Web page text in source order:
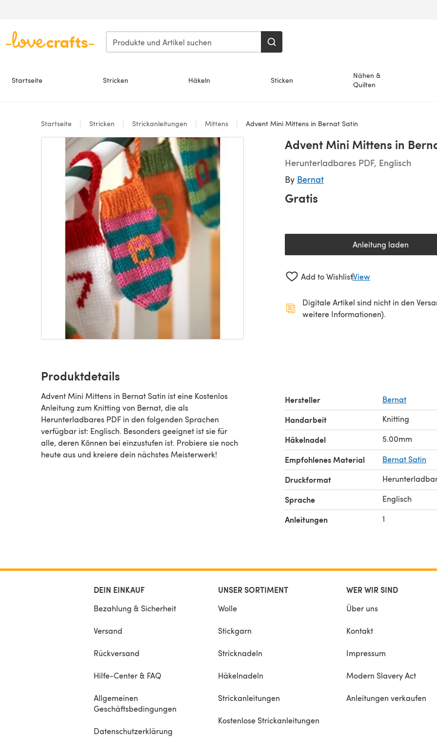
Startseite Stricken Häkeln Sticken
Nähen &
Quilten
Startseite Stricken Strickanleitungen Mittens Advent Mini Mittens in Bernat Satin
Advent Mini Mittens in
Herunterladbares PDF, Englisch
By Bernat
Gratis
Anleitung laden
(öffnet sich in
Add to WishlistView
Digitale Artikel sind nicht in den
weitere Informationen).
Produktdetails
Advent Mini Mittens in Bernat Satin ist eine Kostenlos
Anleitung zum Knitting von Bernat, die als
Herunterladbares PDF in den folgenden Sprachen
verfügbar ist: Englisch. Besonders geeignet ist sie für
alle, deren Können bei einzustufen ist. Probiere sie noch
heute aus und kreiere dein nächstes Meisterwerk!
Hersteller Bernat
Handarbeit Knitting
Häkelnadel 5.00mm
Empfohlenes Material Bernat Satin
Druckformat
Sprache Englisch
Anleitungen 1
DEIN EINKAUF
Bezahlung & Sicherheit
Versand
Rückversand
Hilfe-Center & FAQ
Allgemeinen
Geschäftsbedingungen
Datenschutzerklärung
UNSER SORTIMENT
Wolle
Stickgarn
Stricknadeln
Häkelnadeln
Strickanleitungen
Kostenlose Strickanleitungen
WER WIR SIND
Über uns
Kontakt
Impressum
Modern Slavery Act
Anleitungen verkaufen